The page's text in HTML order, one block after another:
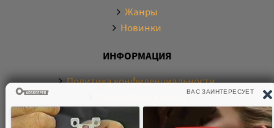
Жанры
Новинки
ИНФОРМАЦИЯ
Политика конфиденциальности